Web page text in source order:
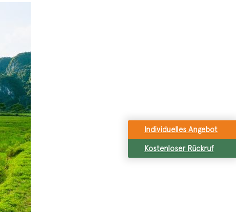
Individuelles Angebot
Kostenloser Rückruf